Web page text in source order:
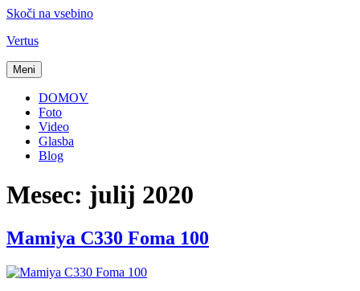
Skoči na vsebino
Vertus
Meni
DOMOV
Foto
Video
Glasba
Blog
Mesec: julij 2020
Mamiya C330 Foma 100